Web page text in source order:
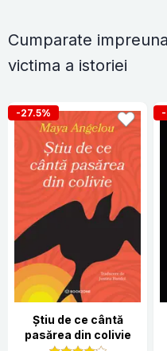
Cumparate
victima a istoriei
-27.5%
Știu de ce cântă
pasărea din colivie